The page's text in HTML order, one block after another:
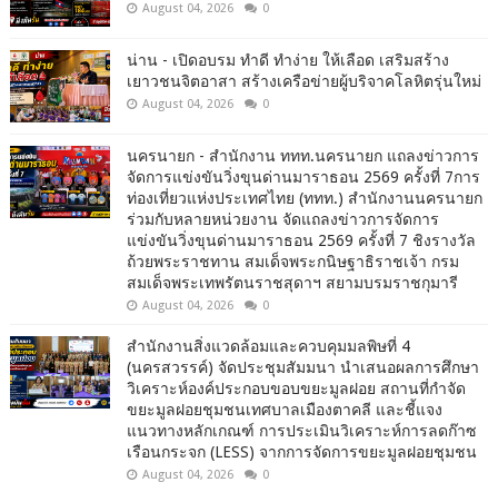
August 04, 2026 0
น่าน - เปิดอบรม ทำดี ทำง่าย ให้เลือด เสริมสร้าง
เยาวชนจิตอาสา สร้างเครือข่ายผู้บริจาคโลหิตรุ่นใหม่
August 04, 2026 0
นครนายก - สำนักงาน ททท.นครนายก แถลงข่าวการ
จัดการแข่งขันวิ่งขุนด่านมาราธอน 2569 ครั้งที่ 7การ
ท่องเที่ยวแห่งประเทศไทย (ททท.) สำนักงานนครนายก
ร่วมกับหลายหน่วยงาน จัดแถลงข่าวการจัดการ
แข่งขันวิ่งขุนด่านมาราธอน 2569 ครั้งที่ 7 ชิงรางวัล
ถ้วยพระราชทาน สมเด็จพระกนิษฐาธิราชเจ้า กรม
สมเด็จพระเทพรัตนราชสุดาฯ สยามบรมราชกุมารี
August 04, 2026 0
สำนักงานสิ่งแวดล้อมและควบคุมมลพิษที่ 4
(นครสวรรค์) จัดประชุมสัมมนา นำเสนอผลการศึกษา
วิเคราะห์องค์ประกอบขอบขยะมูลฝอย สถานที่กำจัด
ขยะมูลฝอยชุมชนเทศบาลเมืองตาคลี และชี้แจง
แนวทางหลักเกณฑ์ การประเมินวิเคราะห์การลดก๊าซ
เรือนกระจก (LESS) จากการจัดการขยะมูลฝอยชุมชน
August 04, 2026 0